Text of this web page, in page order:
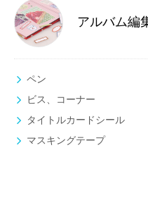
アルバム編
ペン
ビス、コーナー
タイトルカードシール
マスキングテープ